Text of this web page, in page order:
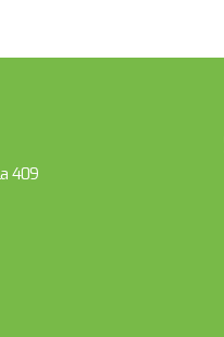
409